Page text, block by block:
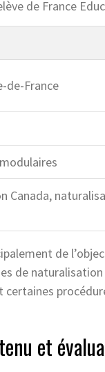
de France
de-France
Canada,
de
de
et